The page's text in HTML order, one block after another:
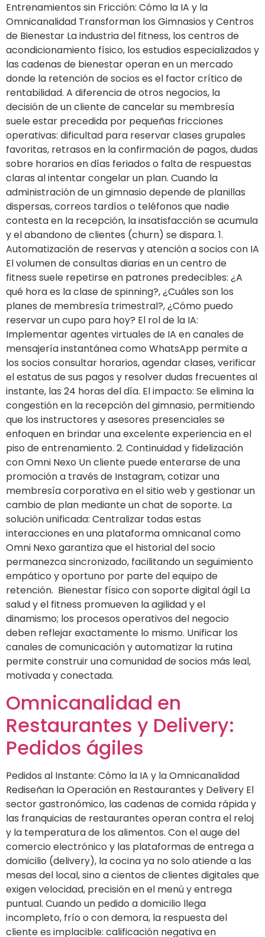
Entrenamientos sin Fricción: Cómo la IA y la
Omnicanalidad Transforman los Gimnasios y Centros
de Bienestar La industria del fitness, los centros de
acondicionamiento físico, los estudios especializados y
las cadenas de bienestar operan en un mercado
donde la retención de socios es el factor crítico de
rentabilidad. A diferencia de otros negocios, la
decisión de un cliente de cancelar su membresía
suele estar precedida por pequeñas fricciones
operativas: dificultad para reservar clases grupales
favoritas, retrasos en la confirmación de pagos, dudas
sobre horarios en días feriados o falta de respuestas
claras al intentar congelar un plan. Cuando la
administración de un gimnasio depende de planillas
dispersas, correos tardíos o teléfonos que nadie
contesta en la recepción, la insatisfacción se acumula
y el abandono de clientes (churn) se dispara. 1.
Automatización de reservas y atención a socios con IA
El volumen de consultas diarias en un centro de
fitness suele repetirse en patrones predecibles: ¿A
qué hora es la clase de spinning?, ¿Cuáles son los
planes de membresía trimestral?, ¿Cómo puedo
reservar un cupo para hoy? El rol de la IA:
Implementar agentes virtuales de IA en canales de
mensajería instantánea como WhatsApp permite a
los socios consultar horarios, agendar clases, verificar
el estatus de sus pagos y resolver dudas frecuentes al
instante, las 24 horas del día. El impacto: Se elimina la
congestión en la recepción del gimnasio, permitiendo
que los instructores y asesores presenciales se
enfoquen en brindar una excelente experiencia en el
piso de entrenamiento. 2. Continuidad y fidelización
con Omni Nexo Un cliente puede enterarse de una
promoción a través de Instagram, cotizar una
membresía corporativa en el sitio web y gestionar un
cambio de plan mediante un chat de soporte. La
solución unificada: Centralizar todas estas
interacciones en una plataforma omnicanal como
Omni Nexo garantiza que el historial del socio
permanezca sincronizado, facilitando un seguimiento
empático y oportuno por parte del equipo de
retención. Bienestar físico con soporte digital ágil La
salud y el fitness promueven la agilidad y el
dinamismo; los procesos operativos del negocio
deben reflejar exactamente lo mismo. Unificar los
canales de comunicación y automatizar la rutina
permite construir una comunidad de socios más leal,
motivada y conectada.
Omnicanalidad en
Restaurantes y Delivery:
Pedidos ágiles
Pedidos al Instante: Cómo la IA y la Omnicanalidad
Rediseñan la Operación en Restaurantes y Delivery El
sector gastronómico, las cadenas de comida rápida y
las franquicias de restaurantes operan contra el reloj
y la temperatura de los alimentos. Con el auge del
comercio electrónico y las plataformas de entrega a
domicilio (delivery), la cocina ya no solo atiende a las
mesas del local, sino a cientos de clientes digitales que
exigen velocidad, precisión en el menú y entrega
puntual. Cuando un pedido a domicilio llega
incompleto, frío o con demora, la respuesta del
cliente es implacible: calificación negativa en